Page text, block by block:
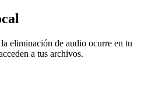
eliminación de audio ocurre en tu
a tus archivos.